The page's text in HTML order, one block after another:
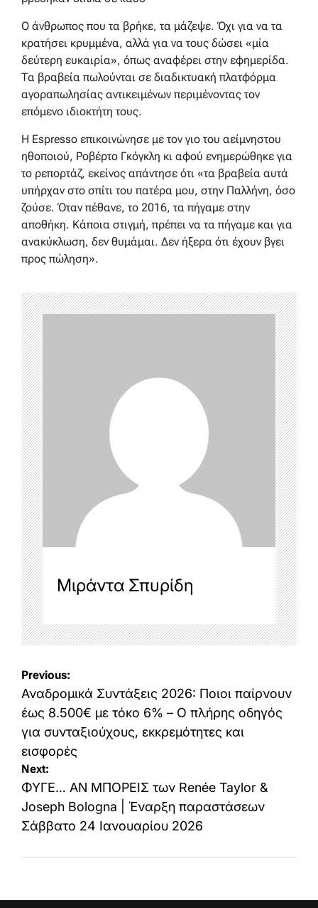
Ο άνθρωπος που τα βρήκε, τα μάζεψε. Όχι για να τα
κρατήσει κρυμμένα, αλλά για να τους δώσει «μία
δεύτερη ευκαιρία», όπως αναφέρει στην εφημερίδα.
Τα βραβεία πωλούνται σε διαδικτυακή πλατφόρμα
αγοραπωλησίας αντικειμένων περιμένοντας τον
επόμενο ιδιοκτήτη τους.
Η Espresso επικοινώνησε με τον γιο του αείμνηστου
ηθοποιού, Ροβέρτο Γκόγκλη κι αφού ενημερώθηκε για
το ρεπορτάζ, εκείνος απάντησε ότι «τα βραβεία αυτά
υπήρχαν στο σπίτι του πατέρα μου, στην Παλλήνη, όσο
ζούσε. Όταν πέθανε, το 2016, τα πήγαμε στην
αποθήκη. Κάποια στιγμή, πρέπει να τα πήγαμε και για
ανακύκλωση, δεν θυμάμαι. Δεν ήξερα ότι έχουν βγει
προς πώληση».
Μιράντα Σπυρίδη
Post
navigation
Previous:
Αναδρομικά Συντάξεις 2026: Ποιοι παίρνουν
έως 8.500€ με τόκο 6% – Ο πλήρης οδηγός
για συνταξιούχους, εκκρεμότητες και
εισφορές
Next:
ΦΥΓΕ… ΑΝ ΜΠΟΡΕΙΣ των Renée Taylor &
Joseph Bologna | Έναρξη παραστάσεων
Σάββατο 24 Ιανουαρίου 2026